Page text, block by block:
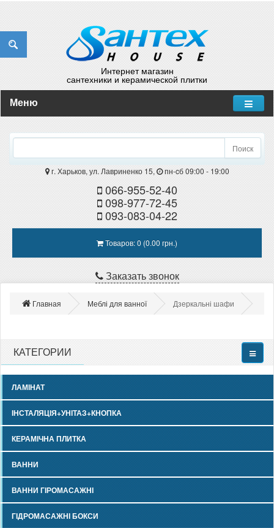
Интернет магазин
сантехники и керамической плитки
Меню
Поиск
г. Харьков, ул. Лавриненко 15, пн-cб 09:00 - 19:00
066-955-52-40
098-977-72-45
093-083-04-22
Товаров: 0 (0.00 грн.)
Заказать звонок
Главная Меблі для ванної Дзеркальні шафи
КАТЕГОРИИ
ЛАМІНАТ
ІНСТАЛЯЦІЯ+УНІТАЗ+КНОПКА
КЕРАМІЧНА ПЛИТКА
ВАННИ
ВАННИ ГІРОМАСАЖНІ
ГІДРОМАСАЖНІ БОКСИ